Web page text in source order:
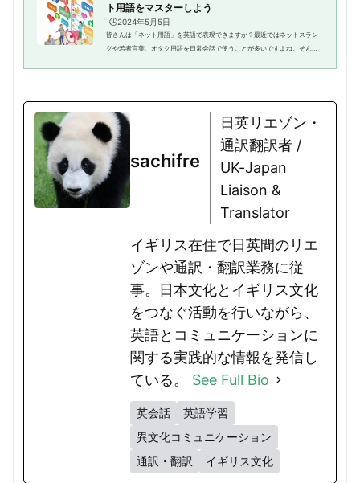
ト用語をマスターしよう
🕒️2024年5月5日
皆さんは「ネット用語」を英語で表現できますか？最近ではネットスラン
グや若者言葉、オタク用語を日常会話で使うことが多いですよね。そんな
sachifre
日英リエゾン・
通訳翻訳者 /
UK-Japan
Liaison &
Translator
イギリス在住で日英間のリエ
ゾンや通訳・翻訳業務に従
事。日本文化とイギリス文化
をつなぐ活動を行いながら、
英語とコミュニケーションに
関する実践的な情報を発信し
ている。 See Full Bio
英会話
英語学習
異文化コミュニケーション
通訳・翻訳
イギリス文化